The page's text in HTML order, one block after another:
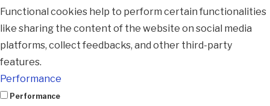
Functional cookies help to perform certain functionalities
like sharing the content of the website on social media
platforms, collect feedbacks, and other third-party
features.
Performance
Performance